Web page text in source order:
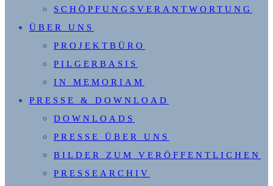
SCHÖPFUNGSVERANTWORTUNG
ÜBER UNS
PROJEKTBÜRO
PILGERBASIS
IN MEMORIAM
PRESSE & DOWNLOAD
DOWNLOADS
PRESSE ÜBER UNS
BILDER ZUM VERÖFFENTLICHEN
PRESSEARCHIV